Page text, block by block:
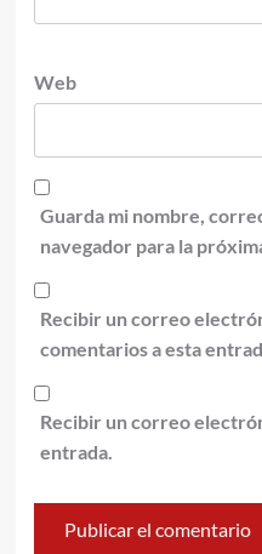
Web
Guarda mi nombre,
navegador para la
Recibir un correo
comentarios a esta
Recibir un correo
entrada.